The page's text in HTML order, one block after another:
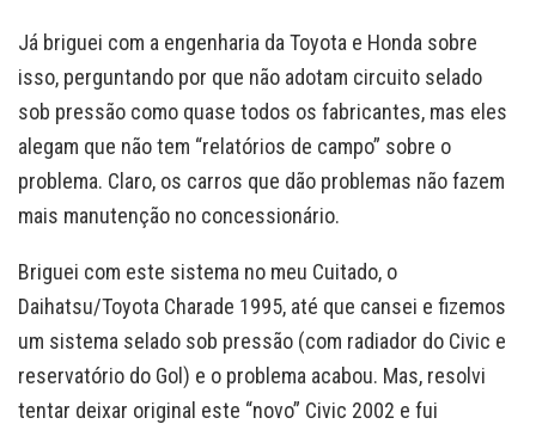
Já briguei com a engenharia da Toyota e Honda sobre
isso, perguntando por que não adotam circuito selado
sob pressão como quase todos os fabricantes, mas eles
alegam que não tem “relatórios de campo” sobre o
problema. Claro, os carros que dão problemas não fazem
mais manutenção no concessionário.
Briguei com este sistema no meu Cuitado, o
Daihatsu/Toyota Charade 1995, até que cansei e fizemos
um sistema selado sob pressão (com radiador do Civic e
reservatório do Gol) e o problema acabou. Mas, resolvi
tentar deixar original este “novo” Civic 2002 e fui